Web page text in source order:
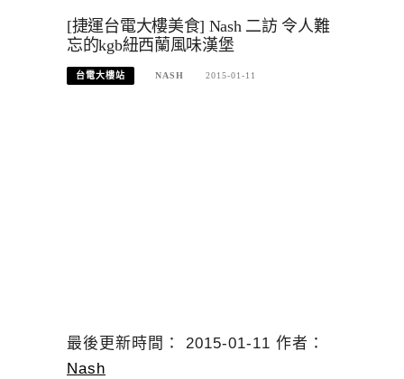
[捷運台電大樓美食] Nash 二訪 令人難
忘的kgb紐西蘭風味漢堡
台電大樓站 NASH 2015-01-11
最後更新時間： 2015-01-11 作者：
Nash